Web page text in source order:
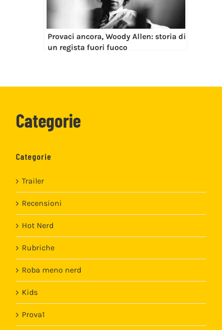
Provaci ancora, Woody Allen: storia di
un regista fuori fuoco
Categorie
Categorie
Trailer
Recensioni
Hot Nerd
Rubriche
Roba meno nerd
Kids
Prova1